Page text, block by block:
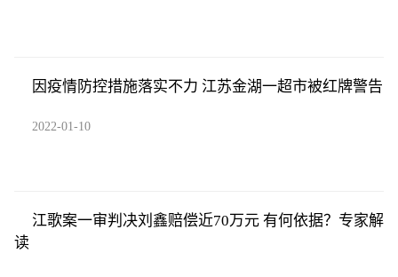
因疫情防控措施落实不力 江苏金湖一超市被红牌警告
2022-01-10
江歌案一审判决刘鑫赔偿近70万元 有何依据？专家解
读